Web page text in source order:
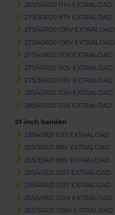
265/50R20 111H EXTRALOAD
275/30R20 97V EXTRALOAD
275/40R20 106V EXTRALOAD
275/40R20 106V EXTRALOAD
275/45R20 110V EXTRALOAD
275/45R20 110V EXTRALOAD
275/50R20 113V EXTRALOAD
285/45R20 112H EXTRALOAD
285/45R20 112V EXTRALOAD
21-inch banden
235/45R21 101T EXTRALOAD
255/35R21 98V EXTRALOAD
255/35R21 98V EXTRALOAD
255/40R21 102T EXTRALOAD
255/40R21 102T EXTRALOAD
255/40R21 102V EXTRALOAD
255/50R21 109H EXTRALOAD